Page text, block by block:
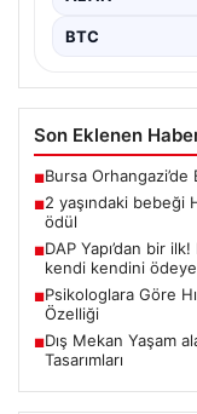
BTC
Son Eklenen
■Bursa
■2 yaşındaki bebeği
ödül
■DAP Yapı’dan bir
kendi kendini
■Psikologlara Göre
Özelliği
■Dış Mekan Yaşam
Tasarımları